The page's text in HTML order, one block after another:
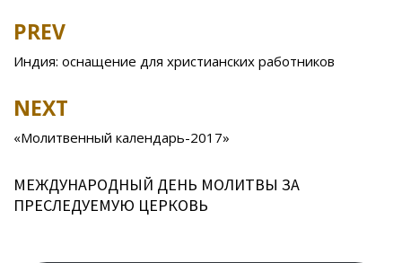
b
o
o
k
kl
as
ni
u
r
al
st u A
p
Post
navigation
PREV
Индия: оснащение для христианских работников
NEXT
«Молитвенный календарь-2017»
МЕЖДУНАРОДНЫЙ ДЕНЬ МОЛИТВЫ ЗА
ПРЕСЛЕДУЕМУЮ ЦЕРКОВЬ